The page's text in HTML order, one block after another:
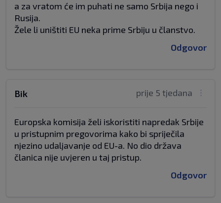
a za vratom će im puhati ne samo Srbija nego i
Rusija.
Žele li uništiti EU neka prime Srbiju u članstvo.
Odgovor
prije 5 tjedana
Bik
Europska komisija želi iskoristiti napredak Srbije
u pristupnim pregovorima kako bi spriječila
njezino udaljavanje od EU-a. No dio država
članica nije uvjeren u taj pristup.
Odgovor